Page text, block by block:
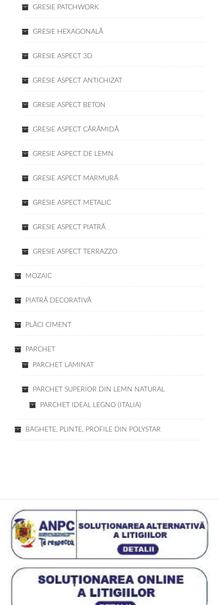
GRESIE PATCHWORK
GRESIE HEXAGONALĂ
GRESIE ASPECT 3D
GRESIE ASPECT ANTICHIZAT
GRESIE ASPECT BETON
GRESIE ASPECT CĂRĂMIDĂ
GRESIE ASPECT DE LEMN
GRESIE ASPECT MARMURĂ
GRESIE ASPECT METALIC
GRESIE ASPECT PIATRĂ
GRESIE ASPECT TERRAZZO
MOZAIC
PIATRĂ DECORATIVĂ
PLĂCI CIMENT
PARCHET
PARCHET LAMINAT
PARCHET SUPERIOR DIN LEMN NATURAL
PARCHET IDEAL LEGNO (ITALIA)
BAGHETE, PLINTE, PROFILE DIN POLYSTAR